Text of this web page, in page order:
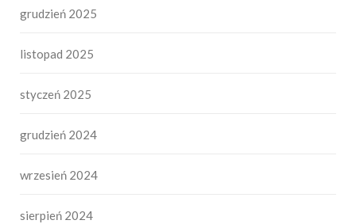
grudzień 2025
listopad 2025
styczeń 2025
grudzień 2024
wrzesień 2024
sierpień 2024